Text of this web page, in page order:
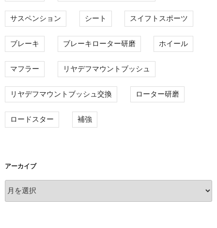
サスペンション シート スイフトスポーツ
ブレーキ ブレーキローター研磨 ホイール
マフラー リヤデフマウントブッシュ
リヤデフマウントブッシュ交換 ローター研磨
ロードスター 補強
アーカイブ
ー